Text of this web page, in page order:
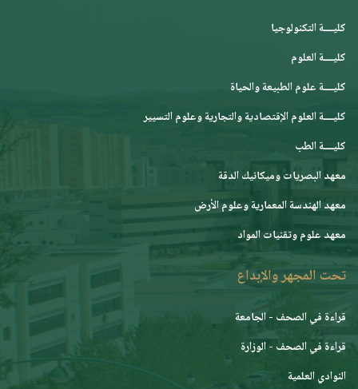
كليــــة التكنولوجيا
كليــــة العلوم
كليــــة علوم الطبيعة والحياة
كليــــة العلوم الإقتصادية والتجارية وعلوم التسيير
كليــــة الطب
معهد البصريات وميكانيك الدقة
معهد الهندسة المعمارية وعلوم الأرض
معهد علوم وتقنيات المواد
تحت المجهر والإبداع
قراءة في الصحف - الجامعة
قراءة في الصحف - الوزارة
النوادي العلمية